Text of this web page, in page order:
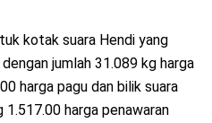
kotak suara Hendi yang
jumlah 31.089 kg harga
harga pagu dan bilik suara
harga penawaran